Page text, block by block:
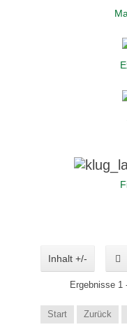
Inhalt +/-
Ergebnisse 1
Start Zurück